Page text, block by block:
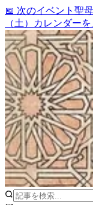
📅 次のイベント 聖
（土）
カレンダー